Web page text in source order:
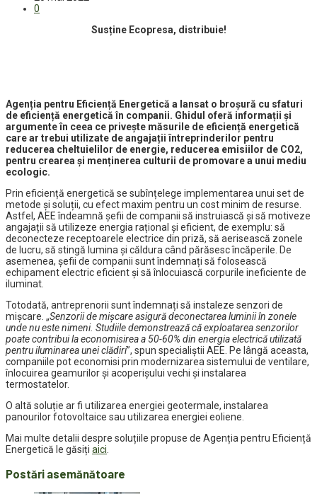
0
Susține Ecopresa, distribuie!
Agenția pentru Eficiență Energetică a lansat o broșură cu sfaturi
de eficiență energetică în companii. Ghidul oferă informații și
argumente în ceea ce privește măsurile de eficiență energetică
care ar trebui utilizate de angajații întreprinderilor pentru
reducerea cheltuielilor de energie, reducerea emisiilor de CO2,
pentru crearea și menținerea culturii de promovare a unui mediu
ecologic.
Prin eficiență energetică se subînțelege implementarea unui set de
metode și soluții, cu efect maxim pentru un cost minim de resurse.
Astfel, AEE îndeamnă șefii de companii să instruiască și să motiveze
angajații să utilizeze energia rațional și eficient, de exemplu: să
deconecteze receptoarele electrice din priză, să aerisească zonele
de lucru, să stingă lumina și căldura când părăsesc încăperile. De
asemenea, șefii de companii sunt îndemnați să folosească
echipament electric eficient și să înlocuiască corpurile ineficiente de
iluminat.
Totodată, antreprenorii sunt îndemnați să instaleze senzori de
mișcare. „Senzorii de mișcare asigură deconectarea luminii în zonele
unde nu este nimeni. Studiile demonstrează că exploatarea senzorilor
poate contribui la economisirea a 50-60% din energia electrică utilizată
pentru iluminarea unei clădiri”, spun specialiștii AEE. Pe lângă aceasta,
companiile pot economisi prin modernizarea sistemului de ventilare,
înlocuirea geamurilor și acoperișului vechi și instalarea
termostatelor.
O altă soluție ar fi utilizarea energiei geotermale, instalarea
panourilor fotovoltaice sau utilizarea energiei eoliene.
Mai multe detalii despre soluțiile propuse de Agenția pentru Eficiență
Energetică le găsiți aici
Postări asemănătoare